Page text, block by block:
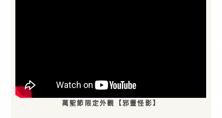
萬聖節限定外觀【邪靈怪影】